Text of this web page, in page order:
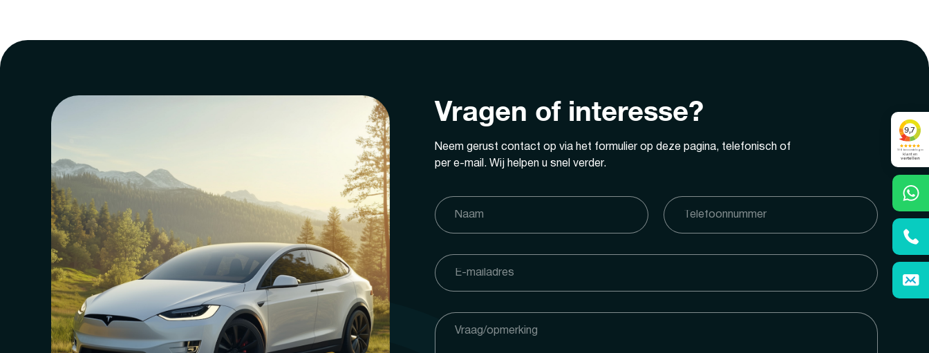
Vragen of interesse?
Neem gerust contact op via het formulier op deze pagina, telefonisch of
per e-mail. Wij helpen u snel verder.